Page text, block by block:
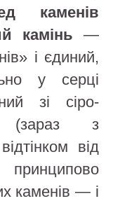
каменів
камінь —
і єдиний,
у серці
зі сіро-
з
від
каменів — і